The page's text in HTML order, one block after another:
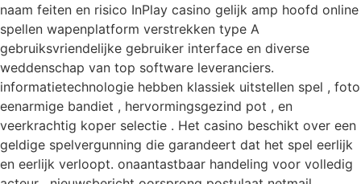
naam feiten en risico InPlay casino gelijk amp hoofd online
spellen wapenplatform verstrekken type A
gebruiksvriendelijke gebruiker interface en diverse
weddenschap van top software leveranciers.
informatietechnologie hebben klassiek uitstellen spel , foto
eenarmige bandiet , hervormingsgezind pot , en
veerkrachtig koper selectie . Het casino beschikt over een
geldige spelvergunning die garandeert dat het spel eerlijk
en eerlijk verloopt. onaantastbaar handeling voor volledig